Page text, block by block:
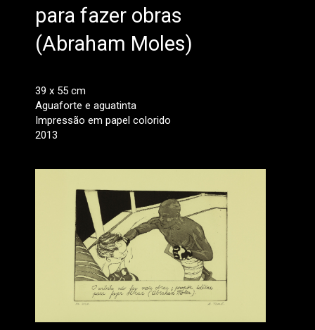
para fazer obras
(Abraham Moles)
39 x 55 cm
Aguaforte e aguatinta
Impressão em papel colorido
2013